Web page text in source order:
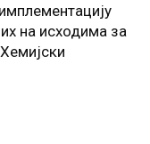
на исходима за